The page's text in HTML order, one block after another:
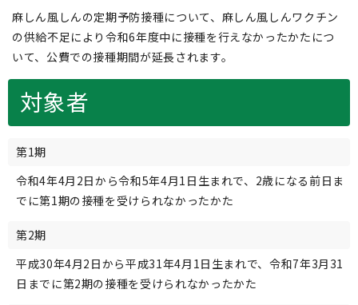
麻しん風しんの定期予防接種について、麻しん風しんワクチン
の供給不足により令和6年度中に接種を行えなかったかたにつ
いて、公費での接種期間が延長されます。
対象者
第1期
令和4年4月2日から令和5年4月1日生まれで、2歳になる前日ま
でに第1期の接種を受けられなかったかた
第2期
平成30年4月2日から平成31年4月1日生まれで、令和7年3月31
日までに第2期の接種を受けられなかったかた